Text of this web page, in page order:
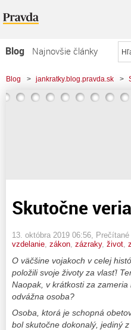
Blog
Najnovšie články
Najčítanejšie články
Najkomentovanejšie články
Blog > jankratky.blog.pravda.sk >
Skutočne
13. októbra 2019 06:56 ,
vzdelanie zákon zázraky, život
O väčšine vojakoch v celej
položili svoje životy za vlasť!
Naopak, v krátkosti za
odvážna osoba?
Osoba, ktorá je schopná
bol skutočne dokonalý, jediný